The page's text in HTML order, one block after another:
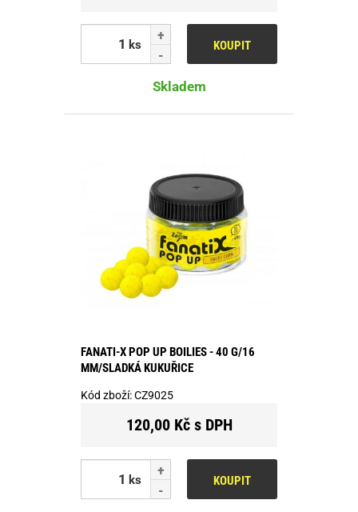
ks KOUPIT
Skladem
FANATI-X POP UP BOILIES - 40 G/16
MM/SLADKÁ KUKUŘICE
Kód zboží:CZ9025
120,00 Kč s DPH
ks KOUPIT